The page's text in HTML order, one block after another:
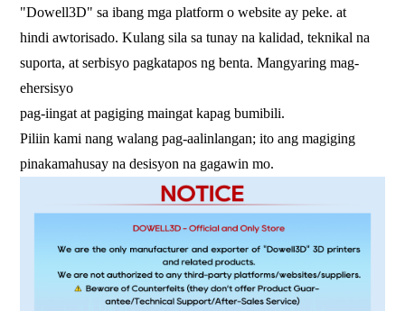
"Dowell3D" sa ibang mga platform o website ay peke.at
hindi awtorisado. Kulang sila sa tunay na kalidad, teknikal na
suporta, at serbisyo pagkatapos ng benta. Mangyaring mag-
ehersisyo
pag-iingat at pagiging maingat kapag bumibili.
Piliin kami nang walang pag-aalinlangan; ito ang magiging
pinakamahusay na desisyon na gagawin mo.